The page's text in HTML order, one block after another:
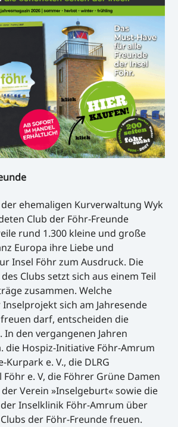
ehemaligen Kurverwaltung Wyk
Club der Föhr-Freunde
rund 1.300 kleine und große
Europa ihre Liebe und
Insel Föhr zum Ausdruck. Die
Clubs setzt sich aus einem Teil
zusammen. Welche
sich am Jahresende
darf, entscheiden die
den vergangenen Jahren
die Hospiz-Initiative Föhr-Amrum
Kurpark e. V., die DLRG
e. V, die Föhrer Grüne Damen
Verein »Inselgeburt« sowie die
Inselklinik Föhr-Amrum über
der Föhr-Freunde freuen.